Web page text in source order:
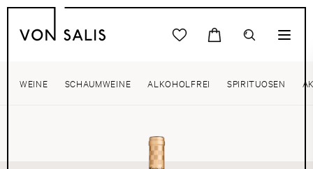
WEINE SCHAUMWEINE ALKOHOLFREI SPIRITUOSEN